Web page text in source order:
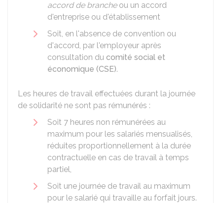
accord de brancheou un accord
d'entreprise ou d'établissement
Soit, en l'absence de convention ou
d'accord, par l'employeur après
consultation du comité social et
économique (CSE).
Les heures de travail effectuées durant la journée
de solidarité ne sont pas rémunérés :
Soit 7 heures non rémunérées au
maximum pour les salariés mensualisés,
réduites proportionnellement à la durée
contractuelle en cas de travail à temps
partiel,
Soit une journée de travail au maximum
pour le salarié qui travaille au forfait jours.